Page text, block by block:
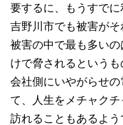
要するに、もうすでに
吉野川市でも被害がそ
被害の中で最も多い
けで脅されるというも
会社側にいやがらせ
て、人生をメチャク
訪れることもあるよう